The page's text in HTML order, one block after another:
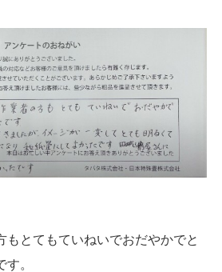
もとてもていねいでおだやかでと
。